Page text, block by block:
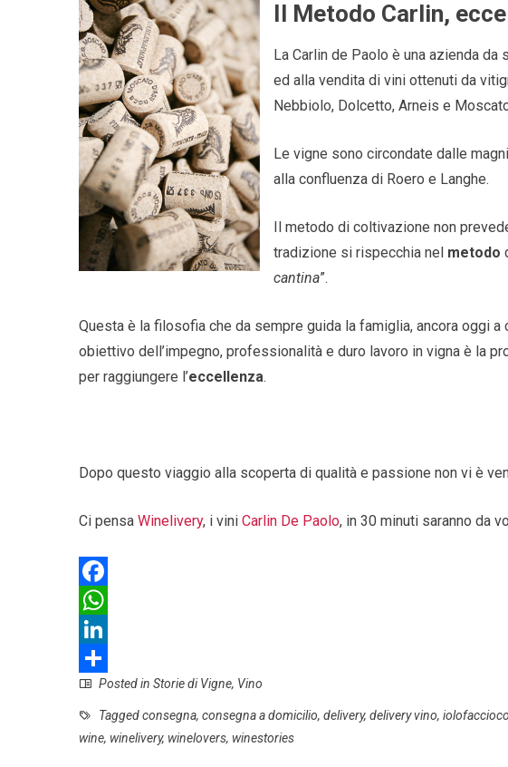
Il Metodo Carlin,
La Carlin de Paolo è una azienda
ed alla vendita di vini ottenuti da
Nebbiolo, Dolcetto, Arneis e
Le vigne sono circondate dalle
alla confluenza di Roero e Langhe.
Il metodo di coltivazione non
tradizione si rispecchia nel metodo
cantina”.
Questa è la filosofia che da sempre guida la famiglia, ancora oggi a
obiettivo dell’impegno, professionalità e duro lavoro in vigna è la
per raggiungere l’eccellenza.
Dopo questo viaggio alla scoperta di qualità e passione non vi è
Ci pensa Winelivery, i vini Carlin De Paolo, in 30 minuti saranno da
F
a
c
e
b
o
W
h
a
t
s
L
i
n
k
S
h
a
Posted in Storie di Vigne, Vino
Taggedconsegna, consegna a domicilio, delivery, delivery vino,
wine, winelivery, winelovers, winestories